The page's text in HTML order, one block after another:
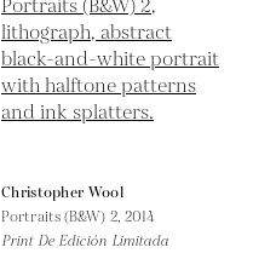
Christopher Wool
Portraits (B&W) 2, 2014
Print De Edición Limitada